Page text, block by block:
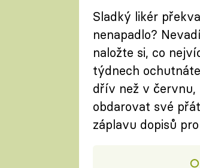
Sladký likér
nenapadlo?
naložte si, co
týdnech
dřív než v červnu,
obdarovat své
záplavu dopisů